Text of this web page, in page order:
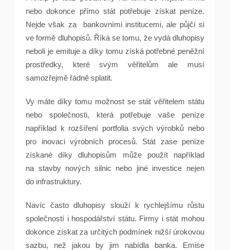
nebo dokonce přímo stát potřebuje získat peníze.
Nejde však za bankovními institucemi, ale půjčí si
ve formě dluhopisů. Říká se tomu, že vydá dluhopisy
neboli je emituje a díky tomu získá potřebné peněžní
prostředky, které svým věřitelům ale musí
samozřejmě řádně splatit.
Vy máte díky tomu možnost se stát věřitelem státu
nebo společnosti, která potřebuje vaše peníze
například k rozšíření portfolia svých výrobků nebo
pro inovaci výrobních procesů. Stát zase peníze
získané díky dluhopisům může použít například
na stavby nových silnic nebo jiné investice nejen
do infrastruktury.
Navíc často dluhopisy slouží k rychlejšímu růstu
společností i hospodářství státu. Firmy i stát mohou
dokonce získat za určitých podmínek nižší úrokovou
sazbu, než jakou by jim nabídla banka. Emise